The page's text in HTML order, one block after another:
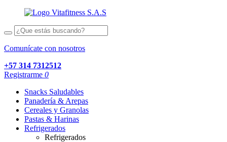
Comunícate con nosotros
+57 314 7312512
Registrarme 0
Snacks Saludables
Panadería & Arepas
Cereales y Granolas
Pastas & Harinas
Refrigerados
Refrigerados